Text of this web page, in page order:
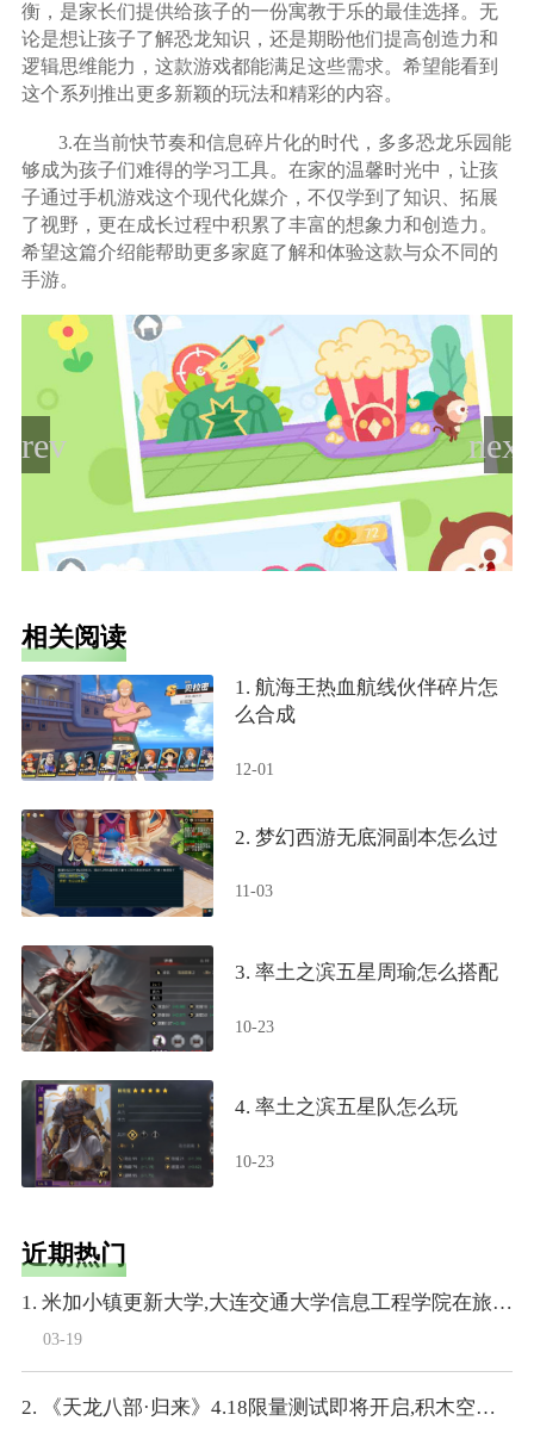
衡，是家长们提供给孩子的一份寓教于乐的最佳选择。无
论是想让孩子了解恐龙知识，还是期盼他们提高创造力和
逻辑思维能力，这款游戏都能满足这些需求。希望能看到
这个系列推出更多新颖的玩法和精彩的内容。
3.在当前快节奏和信息碎片化的时代，多多恐龙乐园能
够成为孩子们难得的学习工具。在家的温馨时光中，让孩
子通过手机游戏这个现代化媒介，不仅学到了知识、拓展
了视野，更在成长过程中积累了丰富的想象力和创造力。
希望这篇介绍能帮助更多家庭了解和体验这款与众不同的
手游。
相关阅读
1. 航海王热血航线伙伴碎片怎
么合成
12-01
2. 梦幻西游无底洞副本怎么过
11-03
3. 率土之滨五星周瑜怎么搭配
10-23
4. 率土之滨五星队怎么玩
10-23
近期热门
1. 米加小镇更新大学,大连交通大学信息工程学院在旅顺大学城里么
03-19
2. 《天龙八部·归来》4.18限量测试即将开启,积木空降爆料